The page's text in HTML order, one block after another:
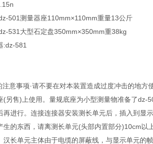
501测量器座110mm×110mm重量13公斤
531大型石定盘350mm×350mm重38kg
:dz-581
注意事项·请不要在对本装置造成过度冲击的地
(另售)上使用。量规底座为小型测量物准备了
再进行。连接连接器安装测长单元后，插入到显
生的东西，请离测长单元(头部内置部分)10cm
汉长单元主体由于电缆的屏蔽线，与显示单元的